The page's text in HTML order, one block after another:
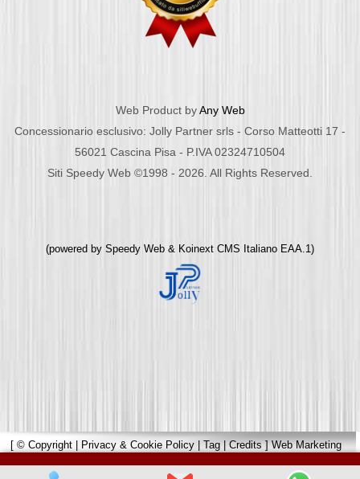
Web Product byAny Web
Concessionario esclusivo: Jolly Partner srls - Corso Matteotti 17 -
56021 Cascina Pisa - P.IVA 02324710504
Siti Speedy Web ©1998 - 2026. All Rights Reserved.
(powered by Speedy Web & Koinext CMS Italiano EAA.1)
[ © Copyright Privacy & Cookie Policy Tag |Credits]Web Marketing
Pisapowered byPisa Online|Hotels Web|Italia Search|Network Portali